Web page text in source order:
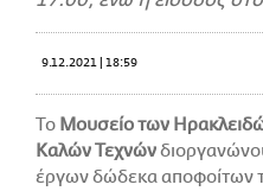
9.12.2021 | 18:59
Το Μουσείο των
Καλών Τεχνών
έργων δώδεκα αποφοίτων